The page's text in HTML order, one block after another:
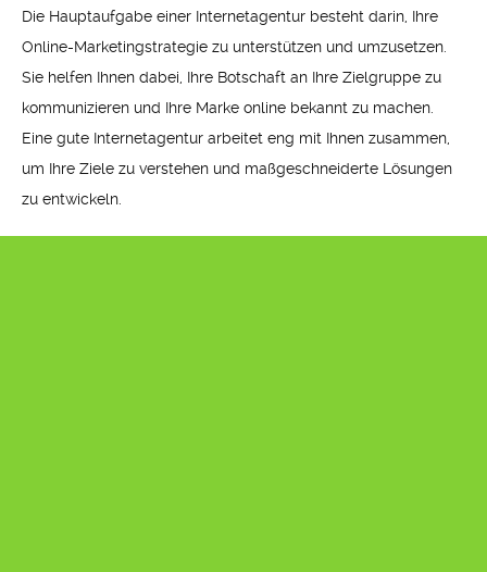
Die Hauptaufgabe einer Internetagentur besteht darin, Ihre
Online-Marketingstrategie zu unterstützen und umzusetzen.
Sie helfen Ihnen dabei, Ihre Botschaft an Ihre Zielgruppe zu
kommunizieren und Ihre Marke online bekannt zu machen.
Eine gute Internetagentur arbeitet eng mit Ihnen zusammen,
um Ihre Ziele zu verstehen und maßgeschneiderte Lösungen
zu entwickeln.